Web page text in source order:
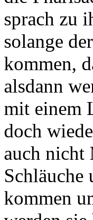
sprach zu
solange
kommen,
alsdann
mit einem
doch
auch nicht
Schläuche
kommen